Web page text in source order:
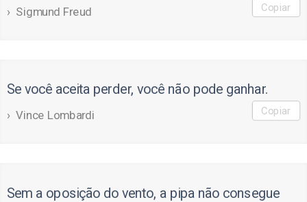
Sigmund Freud Copiar
Se você aceita perder, você não pode ganhar.
Vince Lombardi Copiar
Sem a oposição do vento, a pipa não consegue